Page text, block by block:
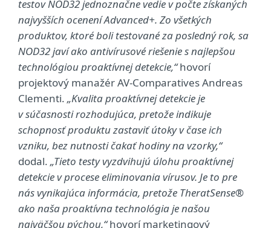
testov NOD32 jednoznačne vedie v počte získaných
najvyšších ocenení Advanced+. Zo všetkých
produktov, ktoré boli testované za posledný rok, sa
NOD32 javí ako antivírusové riešenie s najlepšou
technológiou proaktívnej detekcie,“hovorí
projektový manažér AV-Comparatives Andreas
Clementi. „Kvalita proaktívnej detekcie je
v súčasnosti rozhodujúca, pretože indikuje
schopnosť produktu zastaviť útoky v čase ich
vzniku, bez nutnosti čakať hodiny na vzorky,“
dodal. „Tieto testy vyzdvihujú úlohu proaktívnej
detekcie v procese eliminovania vírusov. Je to pre
nás vynikajúca informácia, pretože TheratSense®
ako naša proaktívna technológia je našou
najväčšou pýchou,“hovorí marketingový